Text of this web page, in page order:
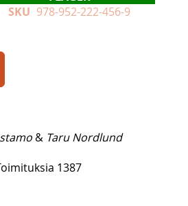
SKU 978-952-222-456-9
& Taru Nordlund
1387